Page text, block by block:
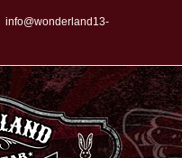
info@wonderland13-